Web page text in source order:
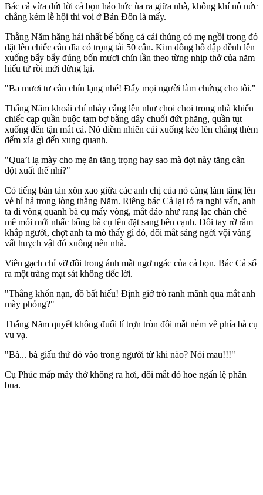
Bác cả vừa dứt lời cả bọn háo hức ùa ra giữa nhà, không khí nô nức
chẳng kém lễ hội thi voi ở Bản Đôn là mấy.
Thằng Năm hăng hái nhất bế bổng cả cái thúng có mẹ ngồi trong đó
đặt lên chiếc cân đĩa có trọng tải 50 cân. Kim đồng hồ dập dềnh lên
xuống bẩy bẩy đúng bốn mươi chín lần theo từng nhịp thở của năm
hiếu tử rồi mới dừng lại.
"Ba mươi tư cân chín lạng nhé! Đấy mọi người làm chứng cho tôi."
Thằng Năm khoái chí nhảy cẫng lên như choi choi trong nhà khiến
chiếc cạp quần buộc tạm bợ bằng dây chuối đứt phăng, quần tụt
xuống đến tận mắt cá. Nó điềm nhiên cúi xuống kéo lên chẳng thèm
đếm xỉa gì đến xung quanh.
"Qua’i lạ mày cho mẹ ăn tăng trọng hay sao mà đợt này tăng cân
đột xuất thế nhỉ?"
Có tiếng bàn tán xôn xao giữa các anh chị của nó càng làm tăng lên
vẻ hỉ hả trong lòng thằng Năm. Riêng bác Cả lại tỏ ra nghi vấn, anh
ta đi vòng quanh bà cụ mấy vòng, mắt đảo như rang lạc chán chê
mê mỏi mới nhấc bổng bà cụ lên đặt sang bên cạnh. Đôi tay rờ rẫm
khắp người, chợt anh ta mò thấy gì đó, đôi mắt sáng ngời vội vàng
vất huỵch vật đó xuống nền nhà.
Viên gạch chỉ vỡ đôi trong ánh mắt ngơ ngác của cả bọn. Bác Cả sổ
ra một tràng mạt sát không tiếc lời.
"Thằng khốn nạn, đồ bất hiếu! Định giở trò ranh mãnh qua mắt anh
mày phỏng?"
Thằng Năm quyết không đuối lí trợn tròn đôi mắt ném về phía bà cụ
vu vạ.
"Bà... bà giấu thứ đó vào trong người từ khi nào? Nói mau!!!"
Cụ Phúc mấp máy thở không ra hơi, đôi mắt đỏ hoe ngấn lệ phân
bua.